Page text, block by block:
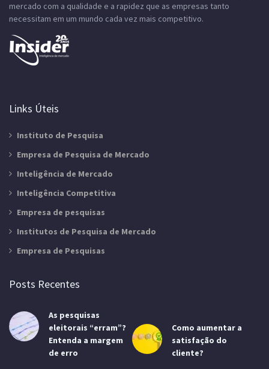
mercado com a qualidade e a rapidez que as empresas tanto
necessitam em um mundo cada vez mais competitivo.
Links Úteis
Instituto de Pesquisa
Empresa de Pesquisa de Mercado
Inteligência de Mercado
Inteligência Competitiva
Empresa de pesquisas
Institutos de Pesquisa de Mercado
Empresa de Pesquisas
Posts Recentes
As pesquisas
eleitorais “erram”?
Entenda a margem
de erro
Como aumentar a
satisfação do
cliente?